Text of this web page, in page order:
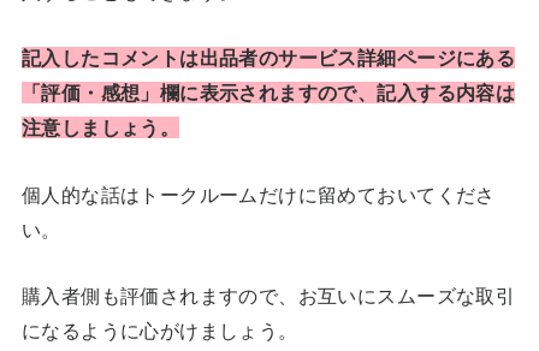
記入したコメントは出品者のサービス詳細ページにある
「評価・感想」欄に表示されますので、記入する内容は
注意しましょう。
個人的な話はトークルームだけに留めておいてくださ
い。
購入者側も評価されますので、お互いにスムーズな取引
になるように心がけましょう。